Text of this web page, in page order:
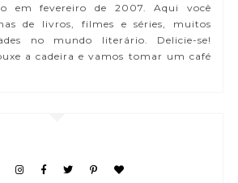
em fevereiro de 2007. Aqui você
de livros, filmes e séries, muitos
no mundo literário. Delicie-se!
a cadeira e vamos tomar um café